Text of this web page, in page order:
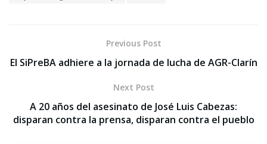
Previous Post
El SiPreBA adhiere a la jornada de lucha de AGR-Clarín
Next Post
A 20 años del asesinato de José Luis Cabezas:
disparan contra la prensa, disparan contra el pueblo